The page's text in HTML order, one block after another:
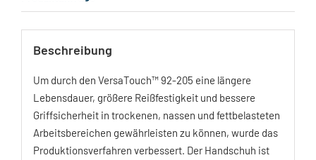
Beschreibung
Um durch den VersaTouch™ 92-205 eine längere
Lebensdauer, größere Reißfestigkeit und bessere
Griffsicherheit in trockenen, nassen und fettbelasteten
Arbeitsbereichen gewährleisten zu können, wurde das
Produktionsverfahren verbessert. Der Handschuh ist